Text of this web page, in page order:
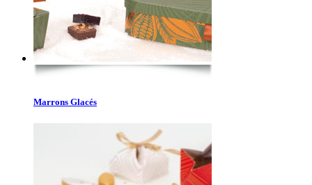
Marrons Glacés